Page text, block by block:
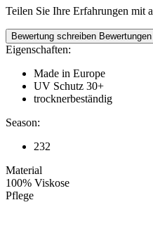
Teilen Sie Ihre Erfahrungen mit
Bewertung schreiben
Eigenschaften:
Made in Europe
UV Schutz 30+
trocknerbeständig
Season:
232
Material
100% Viskose
Pflege